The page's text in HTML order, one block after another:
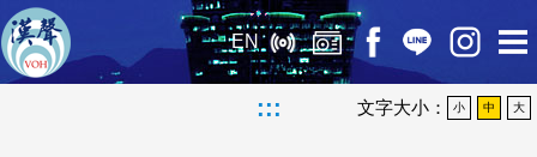
EN
::: 文字大小： 小 中 大